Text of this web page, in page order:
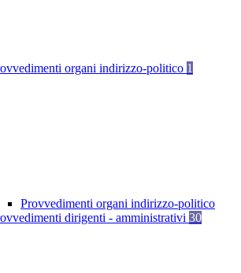
organi indirizzo-politico 1
Provvedimenti organi indirizzo-politico
dirigenti - amministrativi 30